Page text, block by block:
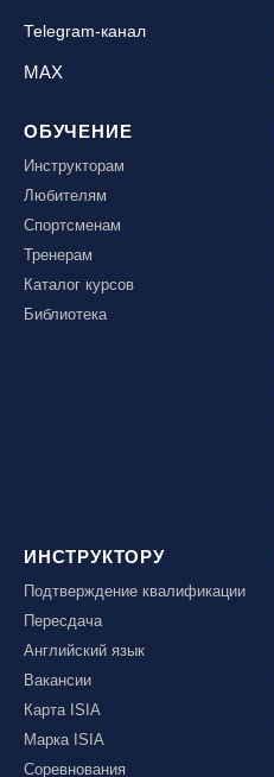
Telegram-канал
MAX
ОБУЧЕНИЕ
Инструкторам
Любителям
Спортсменам
Тренерам
Каталог курсов
Библиотека
ИНСТРУКТОРУ
Подтверждение квалификации
Пересдача
Английский язык
Вакансии
Карта ISIA
Марка ISIA
Соревнования